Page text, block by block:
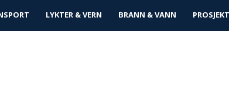
LYKTER & VERN BRANN & VANN